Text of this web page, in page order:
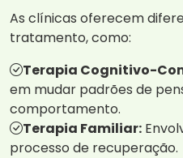
As clínicas oferecem
tratamento, como:
Terapia Cognitivo-
em mudar padrões de
comportamento.
Terapia Familiar:
processo de recuperação.